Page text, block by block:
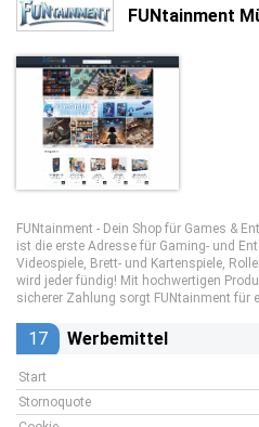
FUNtainment
FUNtainment - Dein Shop für Games &
ist die erste Adresse für Gaming- und
Videospiele, Brett- und Kartenspiele,
wird jeder fündig! Mit hochwertigen
sicherer Zahlung sorgt FUNtainment für
17 Werbemittel
Start
Stornoquote